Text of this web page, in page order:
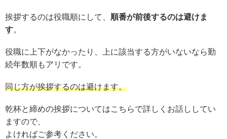
挨拶するのは役職順にして、 順番が前後するのは避けま
す。
役職に上下がなかったり、上に該当する方がいないなら勤
続年数順もアリです。
同じ方が挨拶するのは避けます。
乾杯と締めの挨拶についてはこちらで詳しくお話ししてい
ますので、
よければご参考ください。